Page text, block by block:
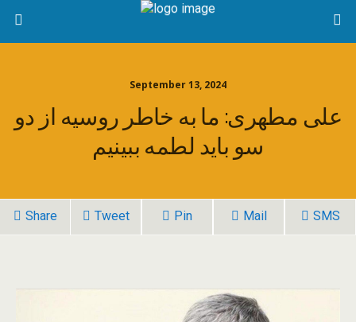
September 13, 2024
علی مطهری: ما به خاطر روسیه از دو
سو باید لطمه ببینیم
Share Tweet Pin Mail SMS